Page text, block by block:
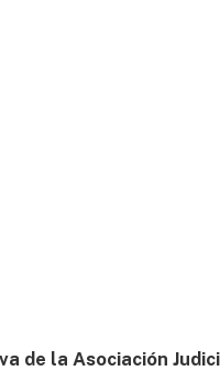
de la Asociación